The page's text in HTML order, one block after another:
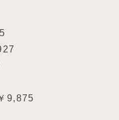
9,875